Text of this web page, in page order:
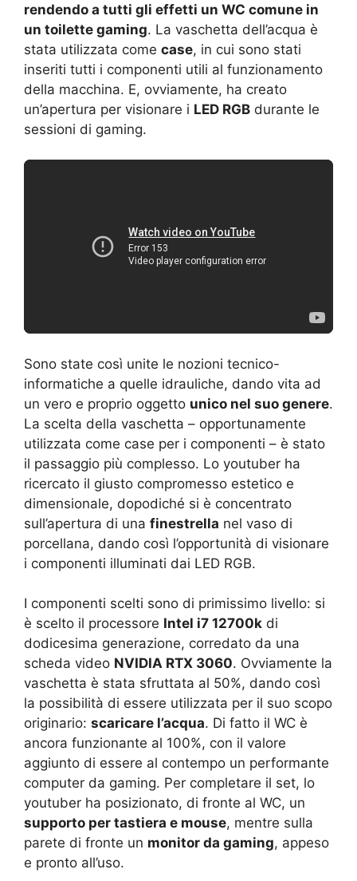
rendendo a tutti gli effetti un WC comune in
un toilette gaming. La vaschetta dell’acqua è
stata utilizzata come case, in cui sono stati
inseriti tutti i componenti utili al funzionamento
della macchina. E, ovviamente, ha creato
un’apertura per visionare i LED RGB durante le
sessioni di gaming.
Sono state così unite le nozioni tecnico-
informatiche a quelle idrauliche, dando vita ad
un vero e proprio oggetto unico nel suo genere.
La scelta della vaschetta – opportunamente
utilizzata come case per i componenti – è stato
il passaggio più complesso. Lo youtuber ha
ricercato il giusto compromesso estetico e
dimensionale, dopodiché si è concentrato
sull’apertura di una finestrella nel vaso di
porcellana, dando così l’opportunità di visionare
i componenti illuminati dai LED RGB.
I componenti scelti sono di primissimo livello: si
è scelto il processore Intel i7 12700k di
dodicesima generazione, corredato da una
scheda video NVIDIA RTX 3060. Ovviamente la
vaschetta è stata sfruttata al 50%, dando così
la possibilità di essere utilizzata per il suo scopo
originario: scaricare l’acqua. Di fatto il WC è
ancora funzionante al 100%, con il valore
aggiunto di essere al contempo un performante
computer da gaming. Per completare il set, lo
youtuber ha posizionato, di fronte al WC, un
supporto per tastiera e mouse, mentre sulla
parete di fronte un monitor da gaming, appeso
e pronto all’uso.